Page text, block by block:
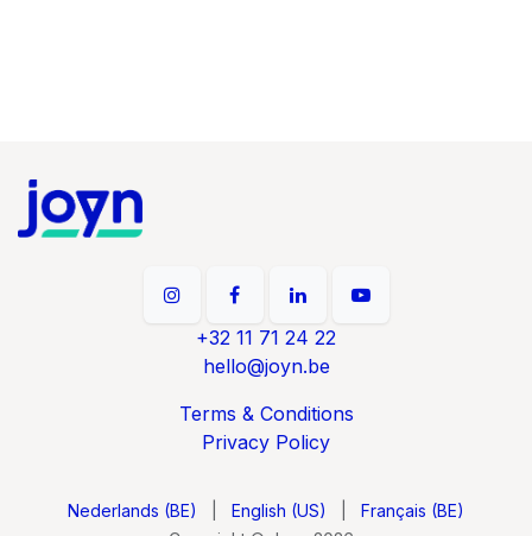
+32 11 71 24 22
hello@joyn.be
Terms & Conditions
Privacy Policy
Nederlands (BE) English (US) Français (BE)